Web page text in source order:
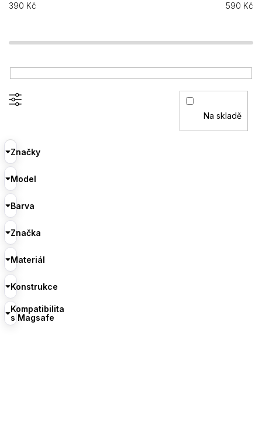
390 Kč 590 Kč
Na skladě
Značky
Model
Barva
Značka
Materiál
Konstrukce
Kompatibilita
s Magsafe